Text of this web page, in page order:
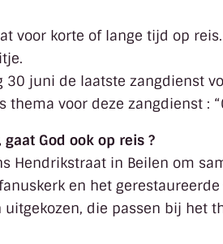
voor korte of lange tijd op
juni de laatste zangdienst
voor deze zangdienst :
God ook op reis ?
Hendrikstraat in Beilen om
en het gerestaureerde
die passen bij het